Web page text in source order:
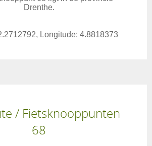
Drenthe.
Longitude: 4.8818373
/ Fietsknooppunten
68